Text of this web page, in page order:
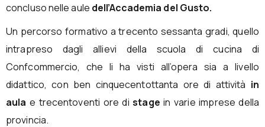
concluso nelle aule dell’Accademia del Gusto.
Un percorso formativo a trecento sessanta gradi, quello
intrapreso dagli allievi della scuola di cucina di
Confcommercio, che li ha visti all’opera sia a livello
didattico, con ben cinquecentottanta ore di attività in
aula e trecentoventi ore distage in varie imprese della
provincia.